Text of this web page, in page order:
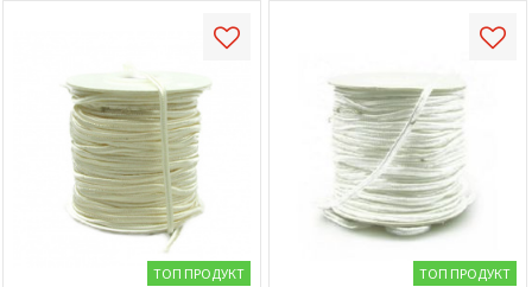
ТОП ПРОДУКТ ТОП ПРОДУКТ